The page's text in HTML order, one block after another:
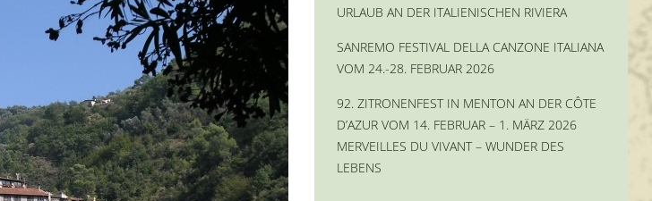
URLAUB AN DER ITALIENISCHEN RIVIERA
SANREMO FESTIVAL DELLA CANZONE ITALIANA
VOM 24.-28. FEBRUAR 2026
92. ZITRONENFEST IN MENTON AN DER CÔTE
D’AZUR VOM 14. FEBRUAR – 1. MÄRZ 2026
MERVEILLES DU VIVANT – WUNDER DES
LEBENS